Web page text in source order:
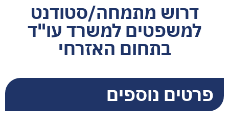
דרוש מתמחה/סטודנט
למשפטים למשרד עו"ד
בתחום האזרחי
פרטים נוספים